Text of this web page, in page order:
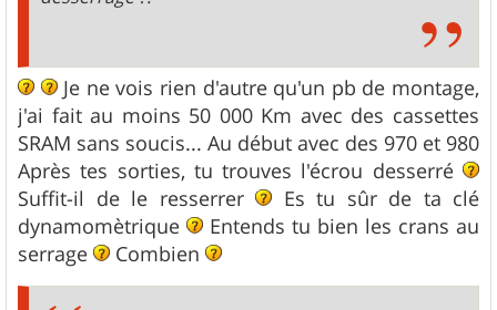
Je ne vois rien d'autre qu'un pb de montage,
j'ai fait au moins 50 000 Km avec des cassettes
SRAM sans soucis... Au début avec des 970 et 980
Après tes sorties, tu trouves l'écrou desserré
Suffit-il de le resserrer
Es tu sûr de ta clé
dynamomètrique
Entends tu bien les crans au
serrage
Combien